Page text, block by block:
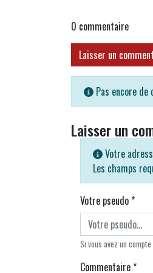
0 commentaire
Laisser un
Pas encore
Laisser un
Votre
Les champs
Votre pseudo*
Si vous avez un compte
Commentaire*